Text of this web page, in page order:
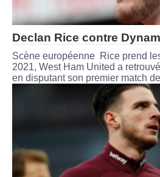
Declan Rice contre
Scène européenne Rice prend
2021, West Ham United a
en disputant son premier match de